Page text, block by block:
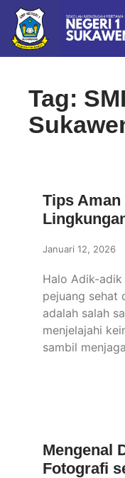
Tag:
Tips
Januari 12, 2026
Halo Adik-adik
pejuang sehat
adalah salah
menjelajahi
sambil menjaga
Mengenal
Fotografi